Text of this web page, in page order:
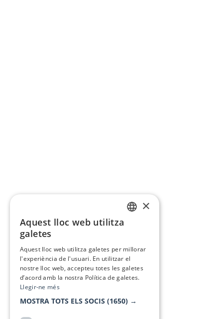
×
Aquest lloc web utilitza
galetes
Aquest lloc web utilitza galetes per millorar
l'experiència de l'usuari. En utilitzar el
nostre lloc web, accepteu totes les galetes
d’acord amb la nostra Política de galetes.
Llegir-ne més
MOSTRA TOTS ELS SOCIS (1650) →